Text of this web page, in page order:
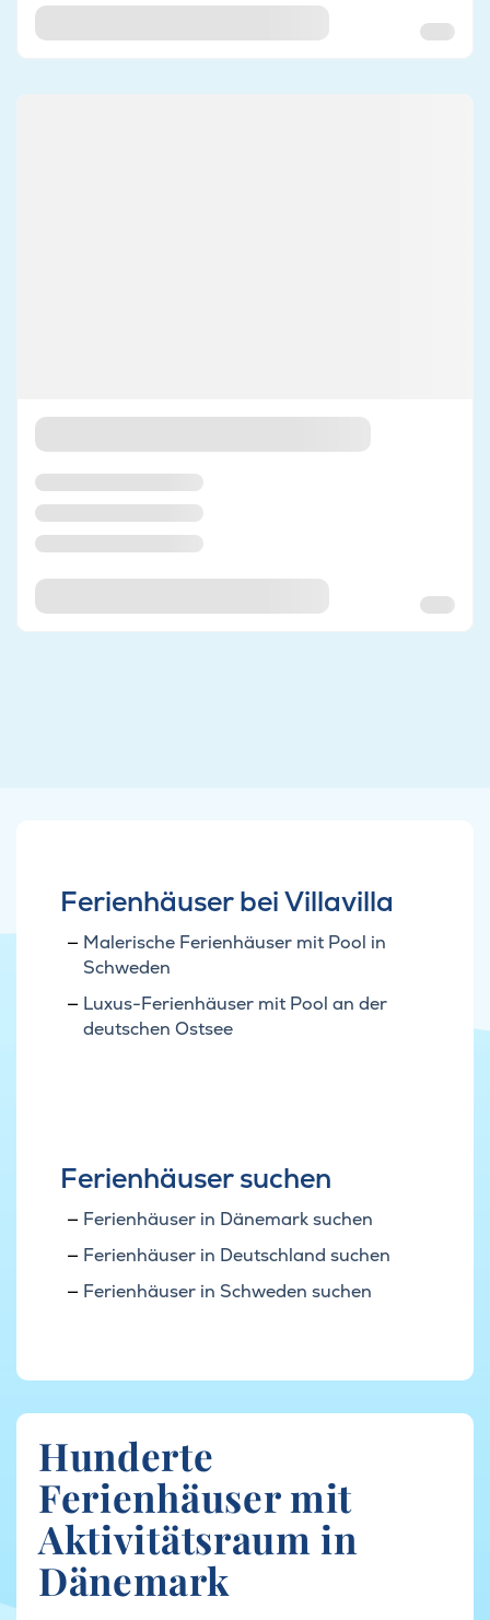
Hunderte
Ferienhäuser mit
Aktivitätsraum in
Dänemark
Ferienhäuser bei Villavilla
Malerische Ferienhäuser mit Pool in
Schweden
Luxus-Ferienhäuser mit Pool an der
deutschen Ostsee
Ferienhäuser suchen
Ferienhäuser in Dänemark suchen
Ferienhäuser in Deutschland suchen
Ferienhäuser in Schweden suchen